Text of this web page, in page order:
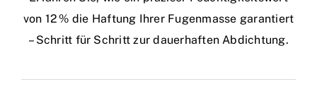
von 12 % die Haftung Ihrer Fugenmasse garantiert
– Schritt für Schritt zur dauerhaften Abdichtung.